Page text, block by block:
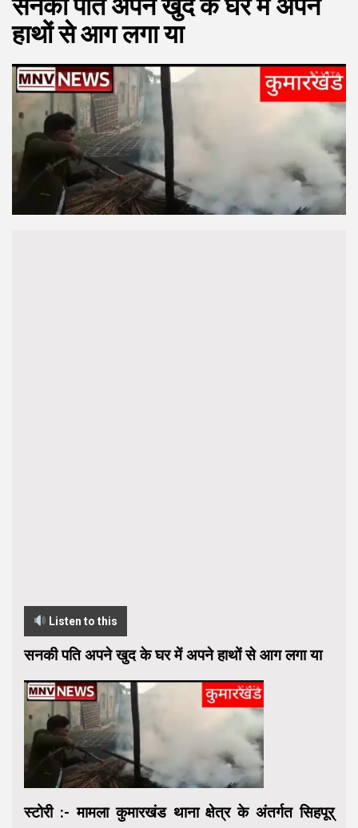
सनकी पति अपने खुद के घर में अपने
हाथों से आग लगा या
Listen to this
सनकी पति अपने खुद के घर में अपने हाथों से आग लगा या
स्टोरी :- मामला कुमारखंड थाना क्षेत्र के अंतर्गत सिहपूर्